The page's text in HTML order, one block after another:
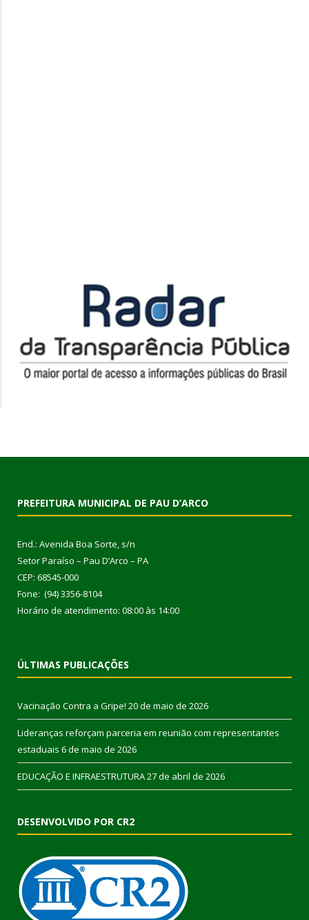
PREFEITURA MUNICIPAL DE PAU D’ARCO
End.: Avenida Boa Sorte, s/n
Setor Paraíso – Pau D’Arco – PA
CEP: 68545-000
Fone: (94) 3356-8104
Horário de atendimento: 08:00 às 14:00
ÚLTIMAS PUBLICAÇÕES
Vacinação Contra a Gripe! 20 de maio de 2026
Lideranças reforçam parceria em reunião com representantes
estaduais 6 de maio de 2026
EDUCAÇÃO E INFRAESTRUTURA27 de abril de 2026
DESENVOLVIDO POR CR2